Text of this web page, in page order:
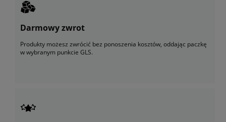
Darmowy zwrot
Produkty możesz zwrócić bez ponoszenia kosztów, oddając paczkę
w wybranym punkcie GLS.